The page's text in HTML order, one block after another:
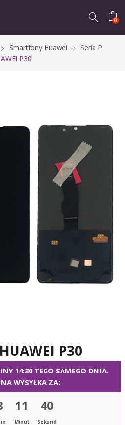
0
Smartfony Huawei
Seria P
P30
P30
14:30 TEGO SAMEGO DNIA.
WYSYŁKA ZA:
11
Minut
39
Sekund